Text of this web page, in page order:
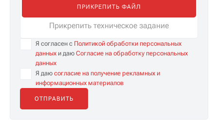
ПРИКРЕПИТЬ ФАЙЛ
Прикрепить техническое задание
Я согласен с Политикой обработки персональных
данных и даю Согласие на обработку персональных
данных
Я даю согласие на получение рекламных и
информационных материалов